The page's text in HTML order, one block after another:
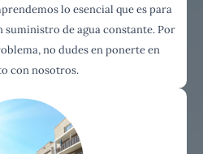
lo esencial que es para
suministro de agua constante. Por
no dudes en ponerte en
con nosotros.